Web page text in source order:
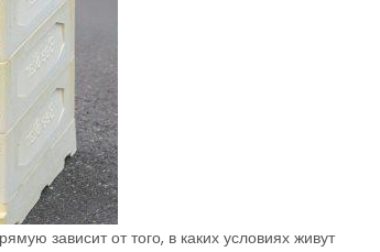
зависит от того, в каких условиях живут